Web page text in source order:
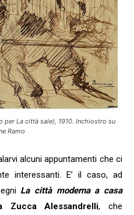
La città sale), 1910. Inchiostro su
Ramo
alcuni appuntamenti che ci
interessanti. E’ il caso, ad
La città moderna a casa
Zucca Alessandrelli, che